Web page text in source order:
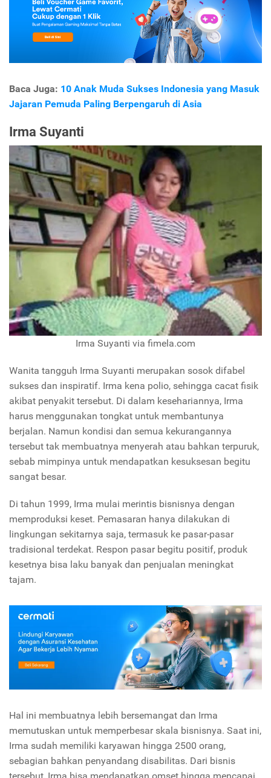
Baca Juga: 10 Anak Muda Sukses Indonesia yang Masuk
Jajaran Pemuda Paling Berpengaruh di Asia
Irma Suyanti
Irma Suyanti via fimela.com
Wanita tangguh Irma Suyanti merupakan sosok difabel
sukses dan inspiratif. Irma kena polio, sehingga cacat fisik
akibat penyakit tersebut. Di dalam kesehariannya, Irma
harus menggunakan tongkat untuk membantunya
berjalan. Namun kondisi dan semua kekurangannya
tersebut tak membuatnya menyerah atau bahkan terpuruk,
sebab mimpinya untuk mendapatkan kesuksesan begitu
sangat besar.
Di tahun 1999, Irma mulai merintis bisnisnya dengan
memproduksi keset. Pemasaran hanya dilakukan di
lingkungan sekitarnya saja, termasuk ke pasar-pasar
tradisional terdekat. Respon pasar begitu positif, produk
kesetnya bisa laku banyak dan penjualan meningkat
tajam.
Hal ini membuatnya lebih bersemangat dan Irma
memutuskan untuk memperbesar skala bisnisnya. Saat ini,
Irma sudah memiliki karyawan hingga 2500 orang,
sebagian bahkan penyandang disabilitas. Dari bisnis